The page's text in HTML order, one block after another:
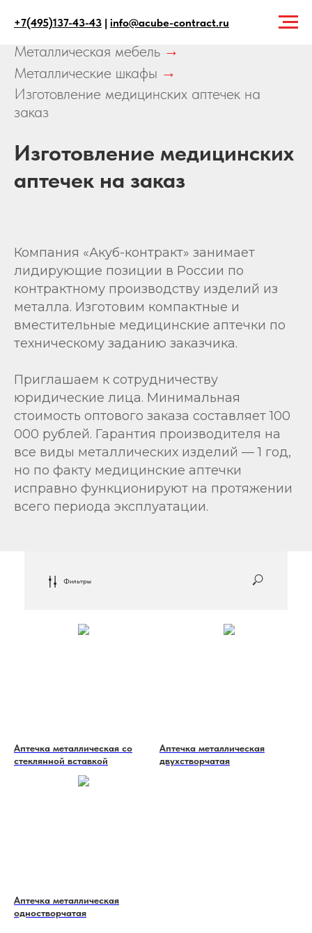
+7(495)137-43-43 | info@acube-contract.ru
Главная → Продукция →
Металлическая мебель →
Металлические шкафы →
Изготовление медицинских аптечек на
заказ
Изготовление медицинских
аптечек на заказ
Компания «Акуб-контракт» занимает
лидирующие позиции в России по
контрактному производству изделий из
металла. Изготовим компактные и
вместительные медицинские аптечки по
техническому заданию заказчика.
Приглашаем к сотрудничеству
юридические лица. Минимальная
стоимость оптового заказа составляет 100
000 рублей. Гарантия производителя на
все виды металлических изделий — 1 год,
но по факту медицинские аптечки
исправно функционируют на протяжении
всего периода эксплуатации.
Фильтры
Аптечка металлическая со
стеклянной вставкой
Аптечка металлическая
двухстворчатая
Аптечка металлическая
одностворчатая